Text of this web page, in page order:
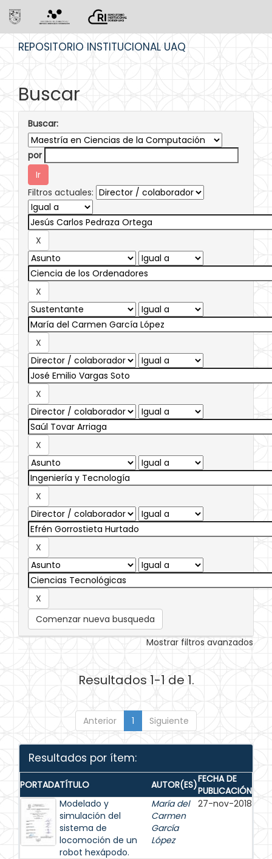
REPOSITORIO INSTITUCIONAL UAQ
Buscar
Buscar:
por
Filtros actuales:
Comenzar nueva busqueda
Mostrar filtros avanzados
Resultados 1-1 de 1.
Anterior 1 Siguiente
Resultados por ítem:
PORTADATÍTULO AUTOR(ES)FECHA DE
PUBLICACIÓN
Modelado y
simulación del
sistema de
locomoción de un
robot hexápodo.
María del
Carmen
García
López
27-nov-2018